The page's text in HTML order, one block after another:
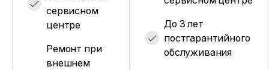
сервисном
центре
Ремонт при
внешнем
До 3 лет
постгарантийного
обслуживания